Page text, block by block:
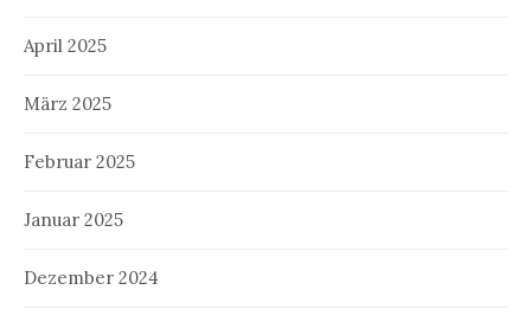
April 2025
März 2025
Februar 2025
Januar 2025
Dezember 2024